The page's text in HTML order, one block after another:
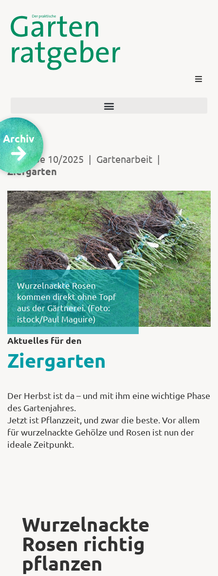
Login
Shop
Ausgabe 10/2025 | Gartenarbeit |
Ziergarten
Wurzelnackte Rosen
kommen direkt ohne Topf
aus der Gärtnerei. (Foto:
istock/Paul Maguire)
Aktuelles für den
Ziergarten
Der Herbst ist da – und mit ihm eine wichtige Phase
des Gartenjahres.
Jetzt ist Pflanzzeit, und zwar die beste. Vor allem
für wurzelnackte Gehölze und Rosen ist nun der
ideale Zeitpunkt.
Wurzelnackte
Rosen richtig
pflanzen
Archiv